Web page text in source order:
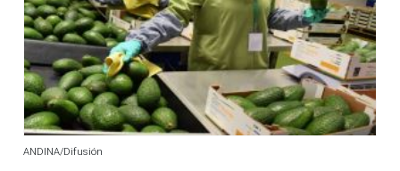
ANDINA/Difusión